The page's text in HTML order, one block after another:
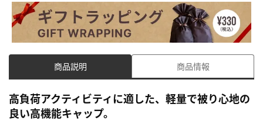
商品説明 商品情報
高負荷アクティビティに適した、軽量で被り心地の
良い高機能キャップ。